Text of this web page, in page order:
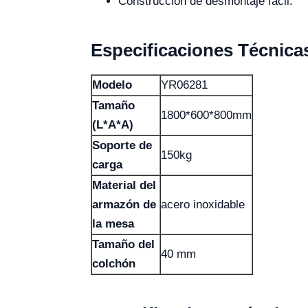
Especificaciones
Modelo
YR06281
Tamaño
(L*A*A)
1800*600*800mm
Soporte de
carga
150kg
Material del
armazón de
la mesa
acero inoxidable
Tamaño del
colchón
40 mm